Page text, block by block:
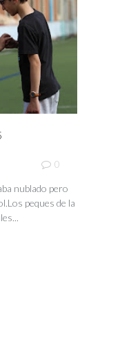
0
nublado pero
peques de la